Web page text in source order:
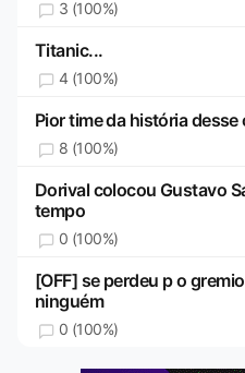
3 (100%)
Titanic...
4 (100%)
Pior time da história
8 (100%)
Dorival colocou Gustavo
tempo
0 (100%)
[OFF] se perdeu p o
ninguém
0 (100%)